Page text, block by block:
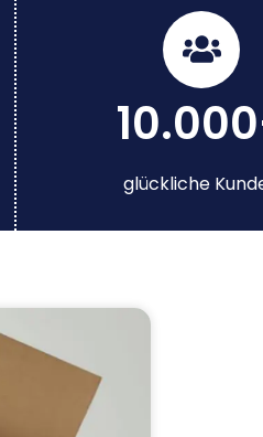
glückliche